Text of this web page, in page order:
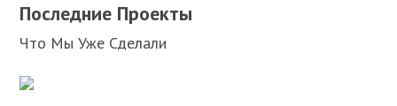
Последние Проекты
Что Мы Уже Сделали